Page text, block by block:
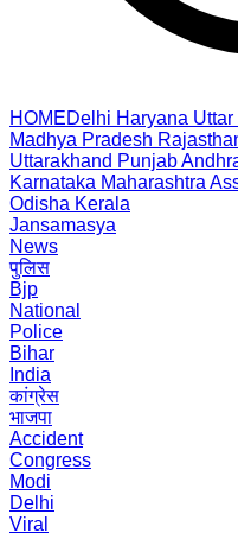
HOMEDelhi Haryana Uttar
Madhya Pradesh
Uttarakhand Punjab
Karnataka Maharashtra
Odisha Kerala
Jansamasya
News
पुलिस
Bjp
National
Police
Bihar
India
कांग्रेस
भाजपा
Accident
Congress
Modi
Delhi
Viral